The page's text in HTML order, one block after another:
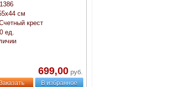
1386
см
крест
0 ед.
699,00 руб.
В избранное